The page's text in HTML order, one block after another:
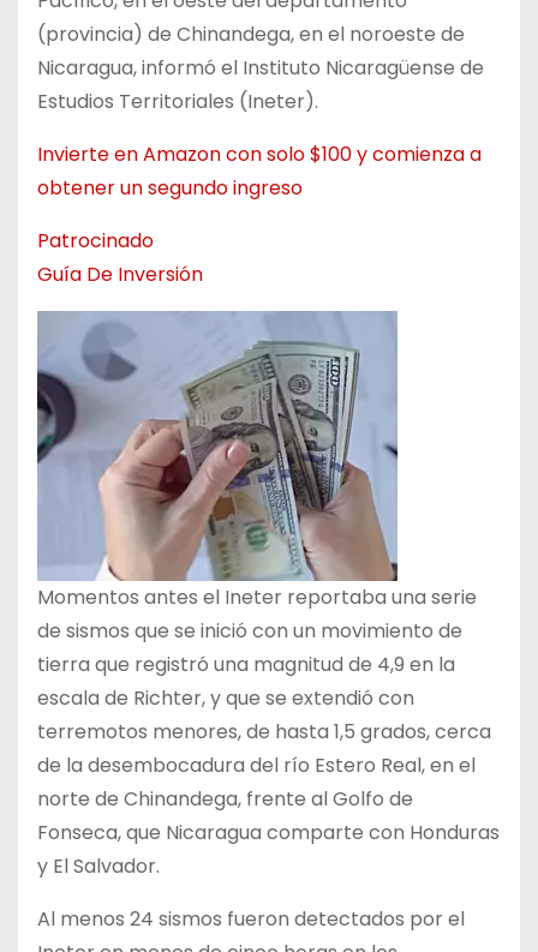
(provincia) de Chinandega, en el noroeste de
Nicaragua, informó el Instituto Nicaragüense de
Estudios Territoriales (Ineter).
Invierte en Amazon con solo $100 y comienza a
obtener un segundo ingreso
Patrocinado
Guía De Inversión
Momentos antes el Ineter reportaba una serie
de sismos que se inició con un movimiento de
tierra que registró una magnitud de 4,9 en la
escala de Richter, y que se extendió con
terremotos menores, de hasta 1,5 grados, cerca
de la desembocadura del río Estero Real, en el
norte de Chinandega, frente al Golfo de
Fonseca, que Nicaragua comparte con Honduras
y El Salvador.
Al menos 24 sismos fueron detectados por el